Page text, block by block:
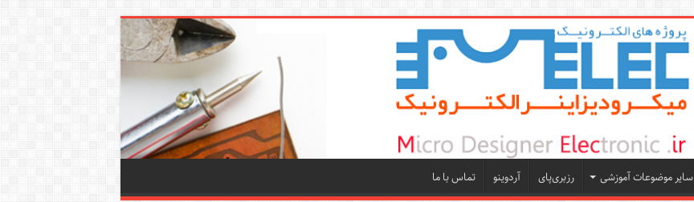
سایر موضوعات آموزشی رزبری‌پای آردوینو تماس با ما